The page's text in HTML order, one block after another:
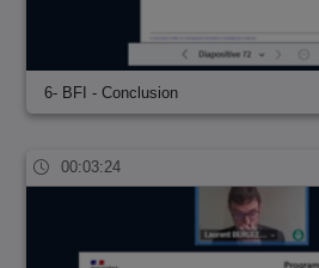
6- BFI - Conclusion
00:03:24